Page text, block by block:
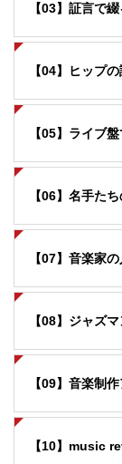
【03】証言で
【04】ヒップ
【05】ライブ
【06】名手た
【07】音楽家
【08】ジャズ
【09】音楽制
【10】music